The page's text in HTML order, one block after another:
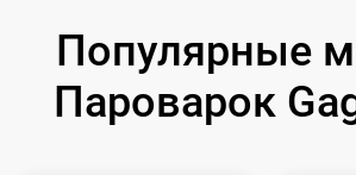
Популярные
Пароварок